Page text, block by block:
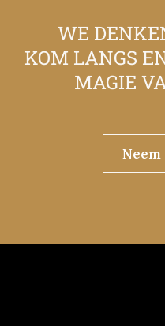
WE
KOM LANGS
MAGIE
Neem